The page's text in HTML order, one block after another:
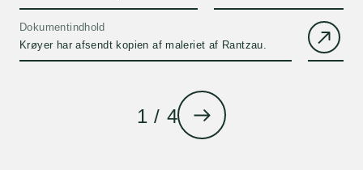
Dokumentindhold
Krøyer har afsendt kopien af maleriet af Rantzau.
1 / 4